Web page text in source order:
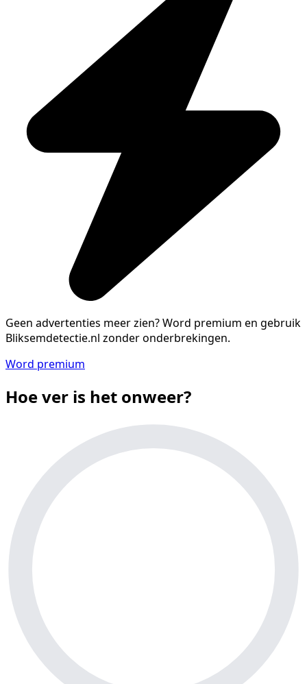
Geen advertenties meer zien?Word premium en gebruik
Bliksemdetectie.nl zonder onderbrekingen.
Word premium
Hoe ver is het onweer?